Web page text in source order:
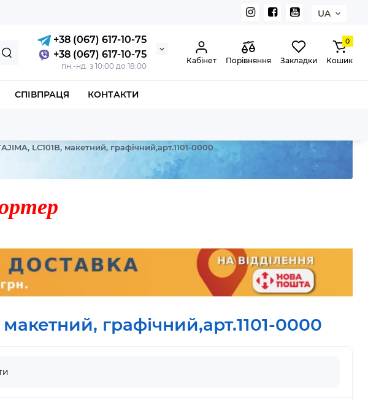
UA
+38 (067) 617-10-75
+38 (067) 617-10-75
пн.-нд. з 10:00 до 18:00
Кабінет Порівняння Закладки
0
Кошик
СПІВПРАЦЯ КОНТАКТИ
LC101B, макетний, графічний,арт.1101-0000
графічний,арт.1101-0000